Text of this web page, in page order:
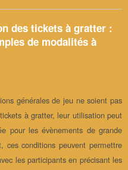
des tickets à gratter :
de modalités à
générales de jeu ne soient pas
à gratter, leur utilisation peut
pour les évènements de grande
ces conditions peuvent permettre
les participants en précisant les